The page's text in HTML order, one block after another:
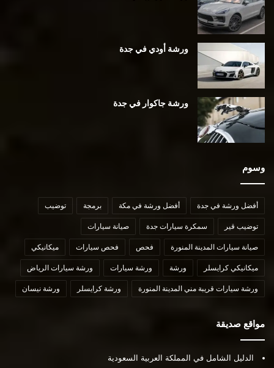
ورشة أودي في جدة
ورشة جاكوار في جدة
وسوم
أفضل ورشة في جدة أفضل ورشة في مكة برمجة توضيب
توضيب قير سمكرة سيارات جدة صيانة سيارات
صيانة سيارات المدينة المنورة فحص فحص سيارات ميكانيكي
ميكانيكي كرايسلر ورشة ورشة سيارات ورشة سيارات الرياض
ورشة سيارات قريبة مني المدينة المنورة ورشة كرايسلر ورشة نيسان
مواقع صديقة
الدليل الشامل في المملكة العربية السعودية